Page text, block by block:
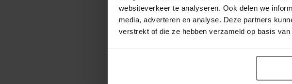
websiteverkeer te analyseren. Ook delen we
media, adverteren en analyse. Deze partners
verstrekt of die ze hebben verzameld op basis